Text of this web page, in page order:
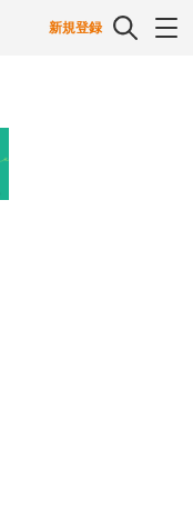
新規登録